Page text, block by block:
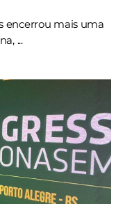
encerrou mais uma
...